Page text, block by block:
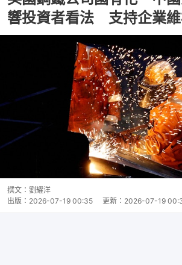
響投資者看法 支持企業
撰文： 劉耀洋
出版： 2026-07-19 00:35 更新： 2026-07-19